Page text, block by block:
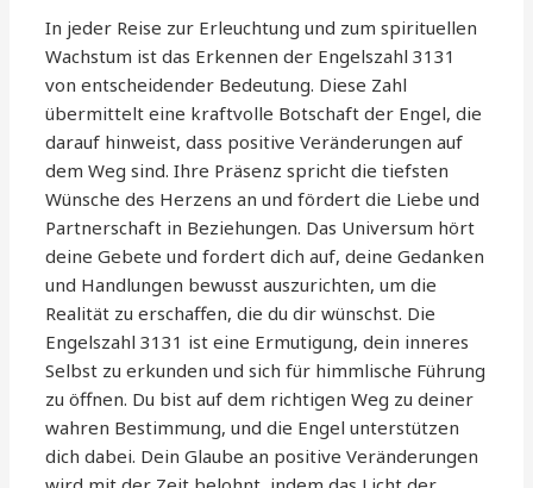
In jeder Reise zur Erleuchtung und zum spirituellen
Wachstum ist das Erkennen der Engelszahl 3131
von entscheidender Bedeutung. Diese Zahl
übermittelt eine kraftvolle Botschaft der Engel, die
darauf hinweist, dass positive Veränderungen auf
dem Weg sind. Ihre Präsenz spricht die tiefsten
Wünsche des Herzens an und fördert die Liebe und
Partnerschaft in Beziehungen. Das Universum hört
deine Gebete und fordert dich auf, deine Gedanken
und Handlungen bewusst auszurichten, um die
Realität zu erschaffen, die du dir wünschst. Die
Engelszahl 3131 ist eine Ermutigung, dein inneres
Selbst zu erkunden und sich für himmlische Führung
zu öffnen. Du bist auf dem richtigen Weg zu deiner
wahren Bestimmung, und die Engel unterstützen
dich dabei. Dein Glaube an positive Veränderungen